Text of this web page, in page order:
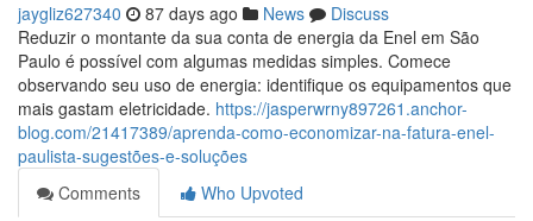
jaygliz627340 87 days ago News
Discuss
Reduzir o montante da sua conta de energia da Enel em São
Paulo é possível com algumas medidas simples. Comece
observando seu uso de energia: identifique os equipamentos que
mais gastam eletricidade. https://jasperwrny897261.anchor-
blog.com/21417389/aprenda-como-economizar-na-fatura-enel-
paulista-sugestões-e-soluções
Comments
Who Upvoted